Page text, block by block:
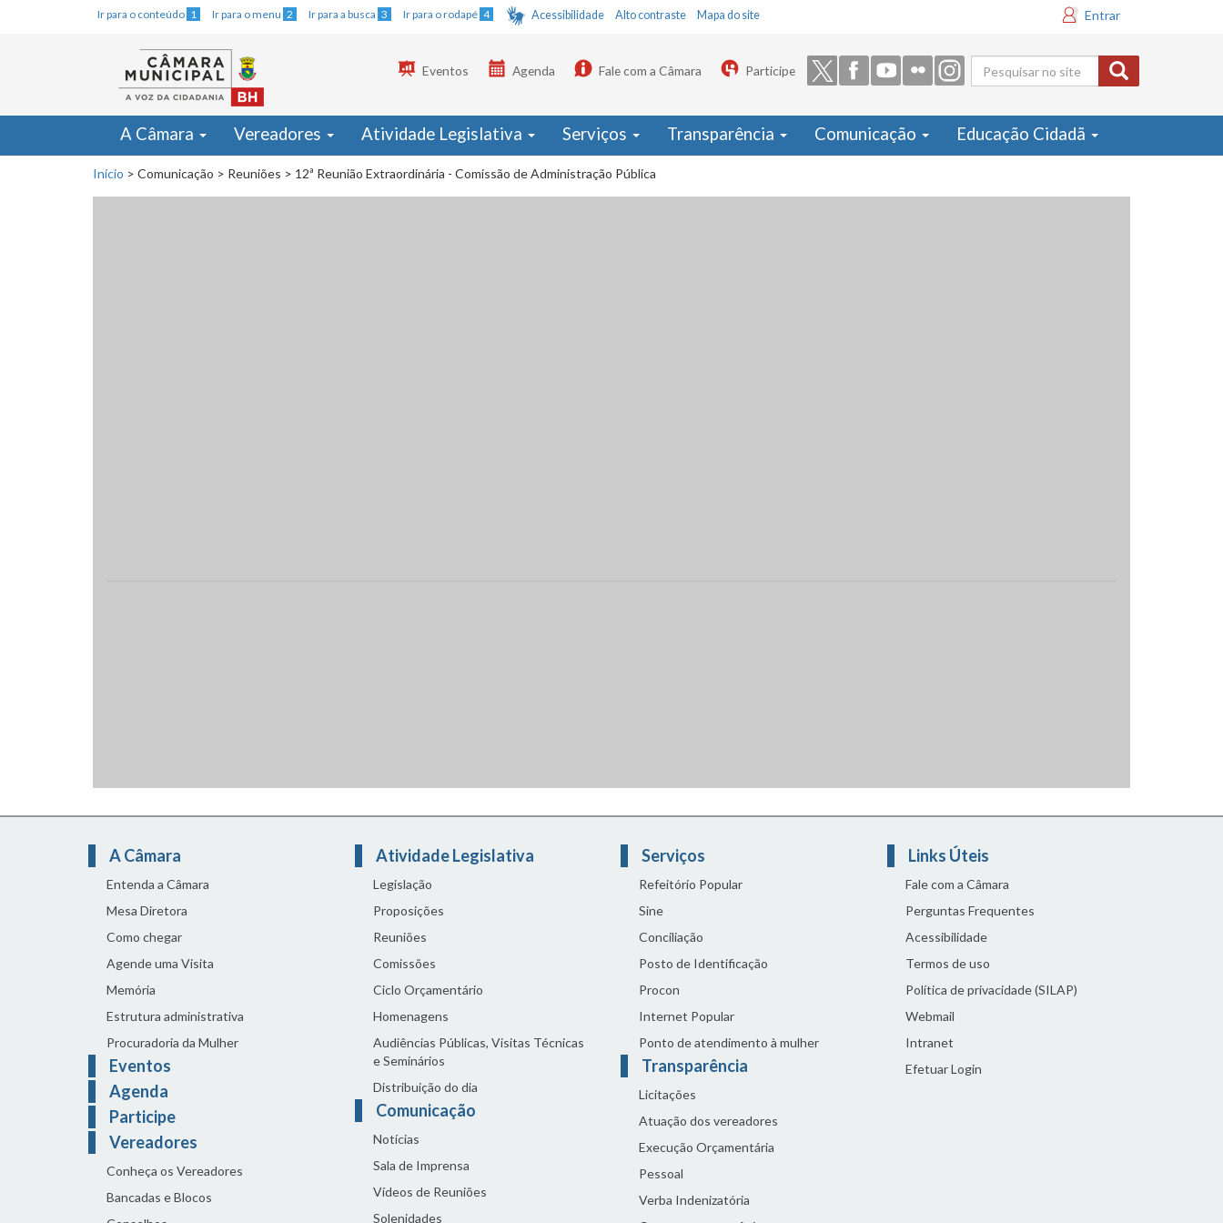
Ir para o conteúdo 1 Ir para o menu 2 Ir para a busca 3 Ir para o rodapé 4 Acessibilidade Alto contraste Mapa do site Entrar
Formulário
de busca
Eventos Agenda Fale com a Câmara Participe
A Câmara Vereadores Atividade Legislativa Serviços Transparência Comunicação Educação Cidadã
Início > Comunicação > Reuniões > 12ª Reunião Extraordinária - Comissão de Administração Pública
A Câmara
Entenda a Câmara
Mesa Diretora
Como chegar
Agende uma Visita
Memória
Estrutura administrativa
Procuradoria da Mulher
Eventos
Agenda
Participe
Vereadores
Conheça os Vereadores
Bancadas e Blocos
Atividade Legislativa
Legislação
Proposições
Reuniões
Comissões
Ciclo Orçamentário
Homenagens
Audiências Públicas, Visitas Técnicas
e Seminários
Distribuição do dia
Comunicação
Notícias
Sala de Imprensa
Vídeos de Reuniões
Solenidades
Serviços
Refeitório Popular
Sine
Conciliação
Posto de Identificação
Procon
Internet Popular
Ponto de atendimento à mulher
Transparência
Licitações
Atuação dos vereadores
Execução Orçamentária
Pessoal
Verba Indenizatória
Links Úteis
Fale com a Câmara
Perguntas Frequentes
Acessibilidade
Termos de uso
Política de privacidade (SILAP)
Webmail
Intranet
Efetuar Login